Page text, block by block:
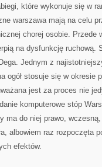
które wykonuje się w
warszawa mają na celu
chorej osobie. Przede
na dysfunkcję ruchową.
Jednym z
ogół stosuje się w okresie
jest za proces nie
komputerowe stóp
ma do niej prawo,
albowiem raz rozpoczęta
efektów.